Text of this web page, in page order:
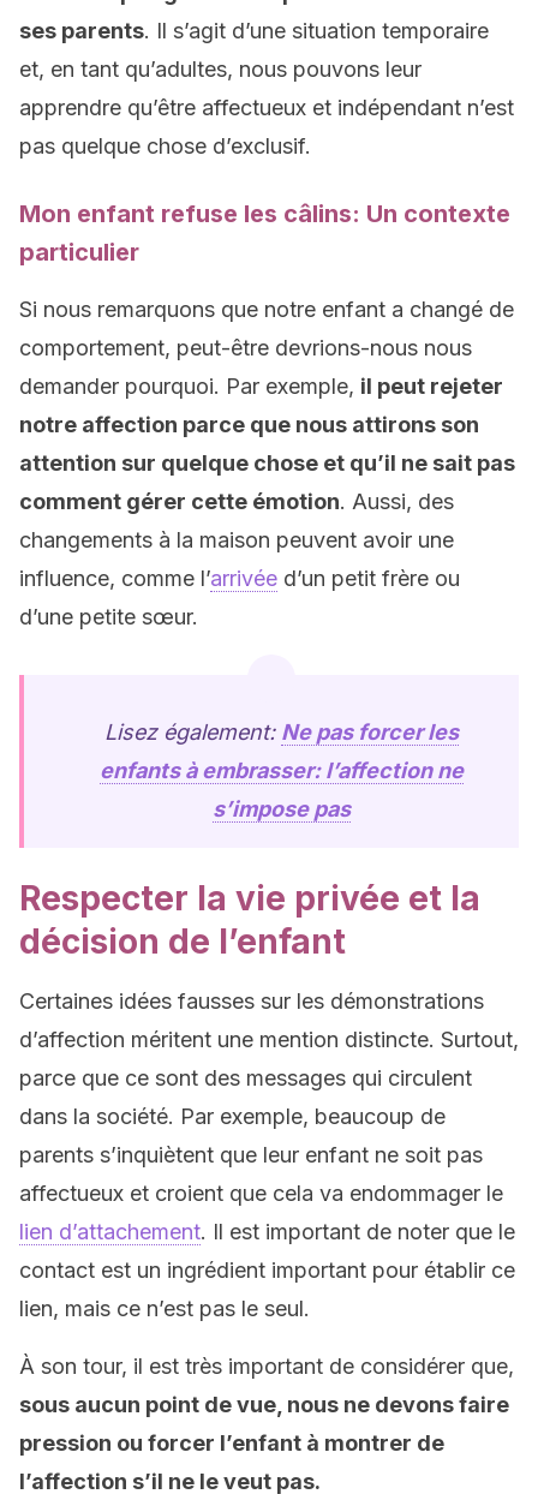
ses parents. Il s’agit d’une situation temporaire
et, en tant qu’adultes, nous pouvons leur
apprendre qu’être affectueux et indépendant n’est
pas quelque chose d’exclusif.
Mon enfant refuse les câlins: Un contexte
particulier
Si nous remarquons que notre enfant a changé de
comportement, peut-être devrions-nous nous
demander pourquoi. Par exemple, il peut rejeter
notre affection parce que nous attirons son
attention sur quelque chose et qu’il ne sait pas
comment gérer cette émotion. Aussi, des
changements à la maison peuvent avoir une
influence, comme l’arrivée d’un petit frère ou
d’une petite sœur.
Lisez également: Ne pas forcer les
enfants à embrasser: l’affection ne
s’impose pas
Respecter la vie privée et la
décision de l’enfant
Certaines idées fausses sur les démonstrations
d’affection méritent une mention distincte. Surtout,
parce que ce sont des messages qui circulent
dans la société. Par exemple, beaucoup de
parents s’inquiètent que leur enfant ne soit pas
affectueux et croient que cela va endommager le
lien d’attachement. Il est important de noter que le
contact est un ingrédient important pour établir ce
lien, mais ce n’est pas le seul.
À son tour, il est très important de considérer que,
sous aucun point de vue, nous ne devons faire
pression ou forcer l’enfant à montrer de
l’affection s’il ne le veut pas.